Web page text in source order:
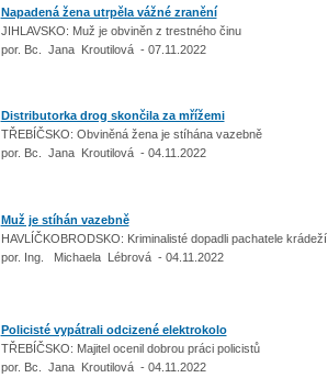
Napadená žena utrpěla vážné zranění
JIHLAVSKO: Muž je obviněn z trestného činu
por. Bc. Jana Kroutilová - 07.11.2022
Distributorka drog skončila za mřížemi
TŘEBÍČSKO: Obviněná žena je stíhána vazebně
por. Bc. Jana Kroutilová - 04.11.2022
Muž je stíhán vazebně
HAVLÍČKOBRODSKO: Kriminalisté dopadli pachatele krádeží
por. Ing. Michaela Lébrová - 04.11.2022
Policisté vypátrali odcizené elektrokolo
TŘEBÍČSKO: Majitel ocenil dobrou práci policistů
por. Bc. Jana Kroutilová - 04.11.2022